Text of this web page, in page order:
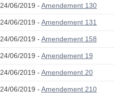
24/06/2019 - Amendement 130
24/06/2019 - Amendement 131
24/06/2019 - Amendement 158
24/06/2019 - Amendement 19
24/06/2019 - Amendement 20
24/06/2019 - Amendement 210